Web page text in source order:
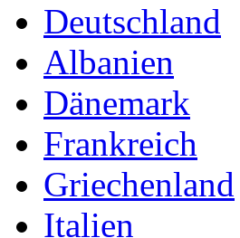
Deutschland
Albanien
Dänemark
Frankreich
Griechenland
Italien